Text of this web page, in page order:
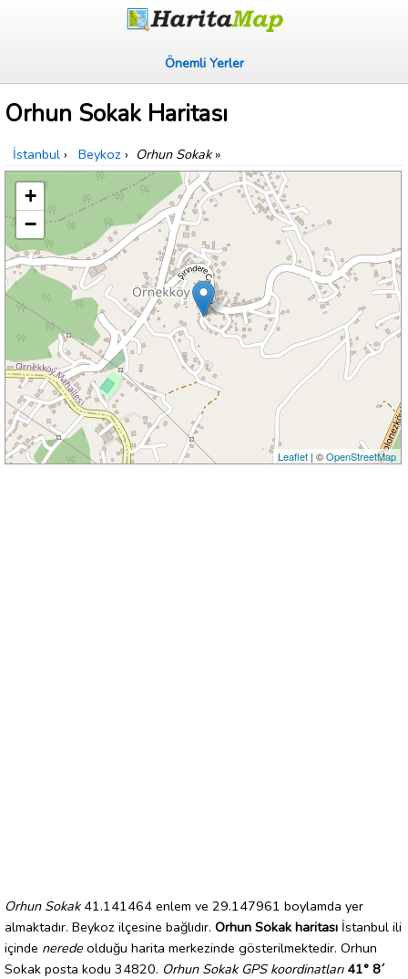
Önemli Yerler
Orhun Sokak Haritası
İstanbul › Beykoz › Orhun Sokak»
+
−
Leaflet| ©OpenStreetMap
Orhun Sokak41.141464 enlem ve 29.147961 boylamda yer
almaktadır. Beykoz ilçesine bağlıdır. Orhun Sokak haritası İstanbul ili
içinde nerede olduğu harita merkezinde gösterilmektedir. Orhun
Sokak posta kodu 34820. Orhun Sokak GPS koordinatları 41° 8´